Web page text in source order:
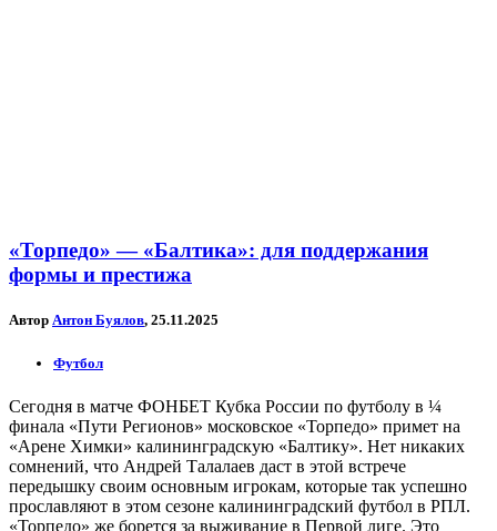
«Торпедо» — «Балтика»: для поддержания
формы и престижа
Автор Антон Буялов, 25.11.2025
Футбол
Сегодня в матче ФОНБЕТ Кубка России по футболу в ¼
финала «Пути Регионов» московское «Торпедо» примет на
«Арене Химки» калининградскую «Балтику». Нет никаких
сомнений, что Андрей Талалаев даст в этой встрече
передышку своим основным игрокам, которые так успешно
прославляют в этом сезоне калининградский футбол в РПЛ.
«Торпедо» же борется за выживание в Первой лиге. Это